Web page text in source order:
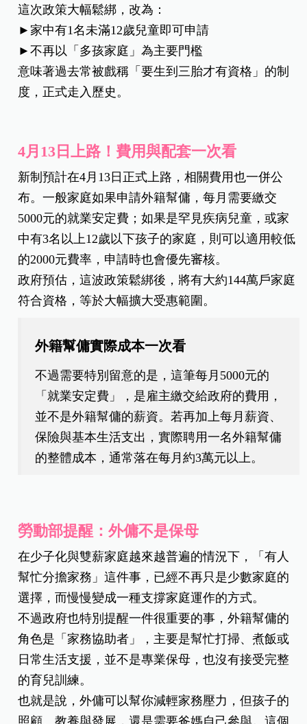
這次政策大幅鬆綁，改為：
►家中有1名未滿12歲兒童即可申請
►不再以「多孩家庭」為主要門檻
意味著過去常被戲稱「要生到三胎才有資格」的制
度，正式走入歷史。
4月13日上路！費用與配套一次看
新制預計在4月13日正式上路，相關費用也一併公
布。一般家庭如果申請外籍幫傭，每月需要繳交
5000元的就業安定費；如果是罕見疾病兒童，或家
中有3名以上12歲以下孩子的家庭，則可以適用較低
的2000元費率，申請時也會優先審核。
政府預估，這波政策鬆綁後，將有大約144萬戶家庭
符合資格，等於大幅擴大受惠範圍。
外籍幫傭實際成本一次看
不過需要特別留意的是，這筆每月5000元的
「就業安定費」，是雇主繳交給政府的費用，
並不是外籍幫傭的薪資。若再加上每月薪資、
保險與基本生活支出，實際聘用一名外籍幫傭
的整體成本，通常落在每月約3萬元以上。
勞動部提醒：外傭不是保母
在少子化與雙薪家庭越來越普遍的情況下，「有人
幫忙分擔家務」這件事，已經不再只是少數家庭的
選擇，而慢慢變成一種支撐家庭運作的方式。
不過政府也特別提醒一件很重要的事，外籍幫傭的
角色是「家務協助者」，主要是幫忙打掃、煮飯或
日常生活支援，並不是專業保母，也沒有接受完整
的育兒訓練。
也就是說，外傭可以幫你減輕家務壓力，但孩子的
照顧、教養與發展，還是需要爸媽自己參與。這個